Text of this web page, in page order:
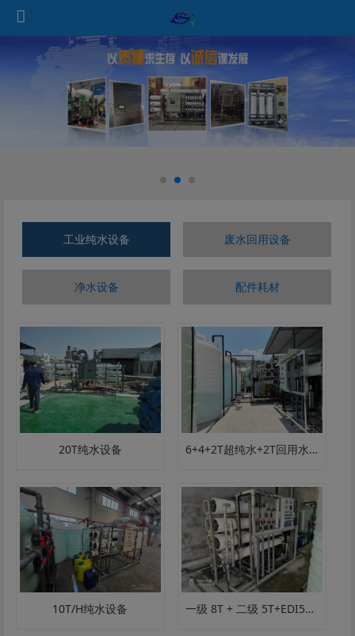
工业纯水设备 废水回用设备
净水设备 配件耗材
20T纯水设备 6+4+2T超纯水+2T回用水设备
10T/H纯水设备 一级 8T + 二级 5T+EDI5T 超纯水设备｜电子 / 半导体 / 超纯水定制